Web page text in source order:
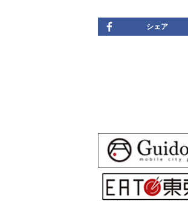
シェア